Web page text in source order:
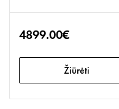
4899.00€
Žiūrėti